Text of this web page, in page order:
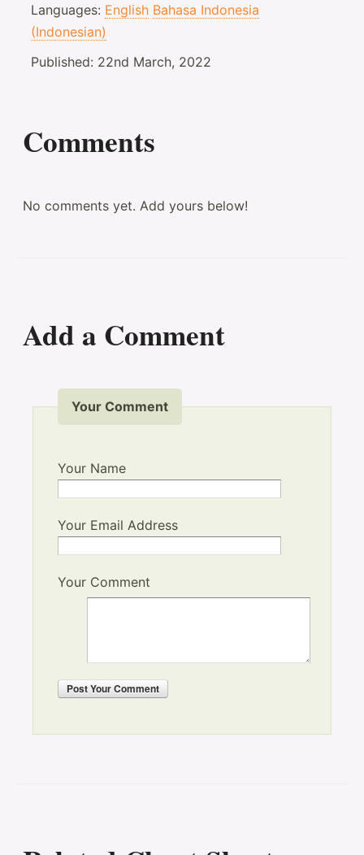
Languages: English Bahasa Indonesia
(Indonesian)
Published: 22nd March, 2022
Comments
No comments yet. Add yours below!
Add a Comment
Your Comment
Your Name
Your Email Address
Your Comment
PostYour Comment